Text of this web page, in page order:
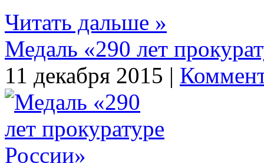
Читать дальше »
Медаль «290 лет
11 декабря 2015 |